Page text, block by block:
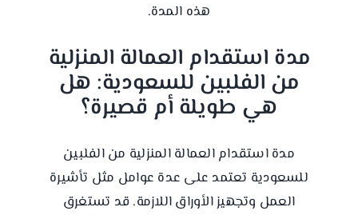
هذه المدة.
مدة استقدام العمالة المنزلية
من الفلبين للسعودية: هل
هي طويلة أم قصيرة؟
مدة استقدام العمالة المنزلية من الفلبين
للسعودية تعتمد على عدة عوامل مثل تأشيرة
العمل وتجهيز الأوراق اللازمة. قد تستغرق